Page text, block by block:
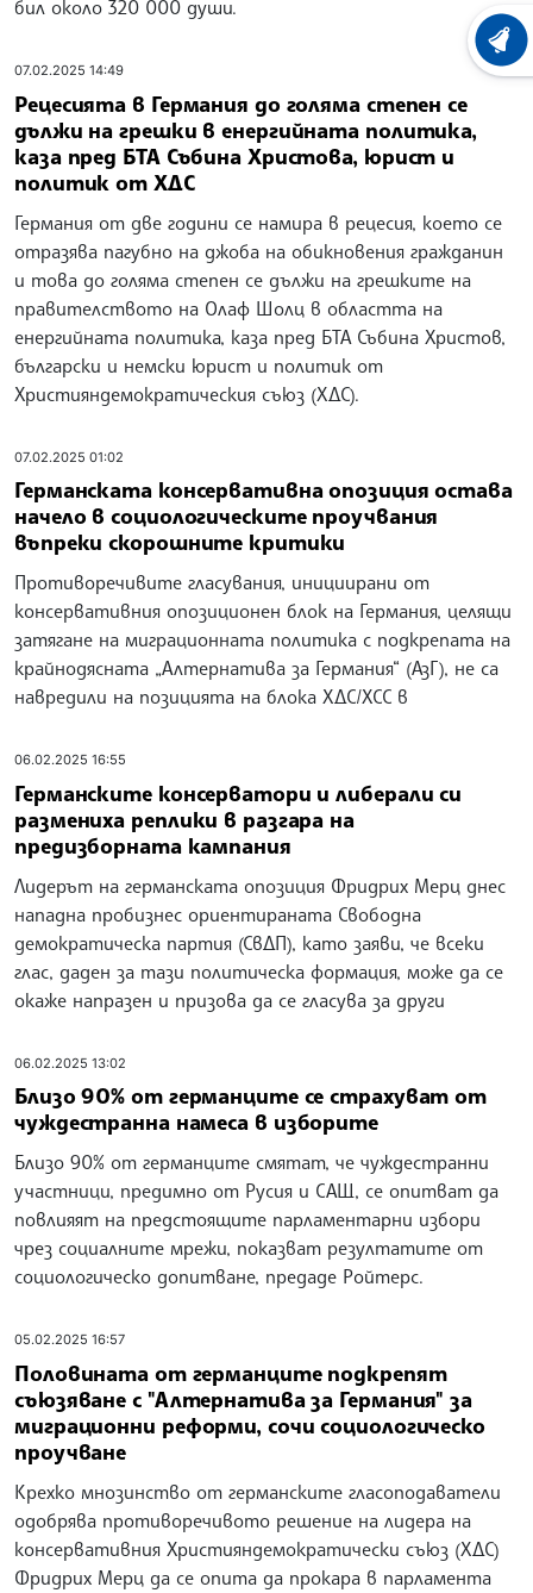
бил около 320 000 души.
07.02.2025 14:49
Рецесията в Германия до голяма степен се
дължи на грешки в енергийната политика,
каза пред БТА Събина Христова, юрист и
политик от ХДС
Германия от две години се намира в рецесия, което се
отразява пагубно на джоба на обикновения гражданин
и това до голяма степен се дължи на грешките на
правителството на Олаф Шолц в областта на
енергийната политика, каза пред БТА Събина Христов,
български и немски юрист и политик от
Християндемократическия съюз (ХДС).
07.02.2025 01:02
Германската консервативна опозиция остава
начело в социологическите проучвания
въпреки скорошните критики
Противоречивите гласувания, инициирани от
консервативния опозиционен блок на Германия, целящи
затягане на миграционната политика с подкрепата на
крайнодясната „Алтернатива за Германия“ (АзГ), не са
навредили на позицията на блока ХДС/ХСС в
06.02.2025 16:55
Германските консерватори и либерали си
размениха реплики в разгара на
предизборната кампания
Лидерът на германската опозиция Фридрих Мерц днес
нападна пробизнес ориентираната Свободна
демократическа партия (СвДП), като заяви, че всеки
глас, даден за тази политическа формация, може да се
окаже напразен и призова да се гласува за други
06.02.2025 13:02
Близо 90% от германците се страхуват от
чуждестранна намеса в изборите
Близо 90% от германците смятат, че чуждестранни
участници, предимно от Русия и САЩ, се опитват да
повлияят на предстоящите парламентарни избори
чрез социалните мрежи, показват резултатите от
социологическо допитване, предаде Ройтерс.
05.02.2025 16:57
Половината от германците подкрепят
съюзяване с "Алтернатива за Германия" за
миграционни реформи, сочи социологическо
проучване
Крехко мнозинство от германските гласоподаватели
одобрява противоречивото решение на лидера на
консервативния Християндемократически съюз (ХДС)
Фридрих Мерц да се опита да прокара в парламента